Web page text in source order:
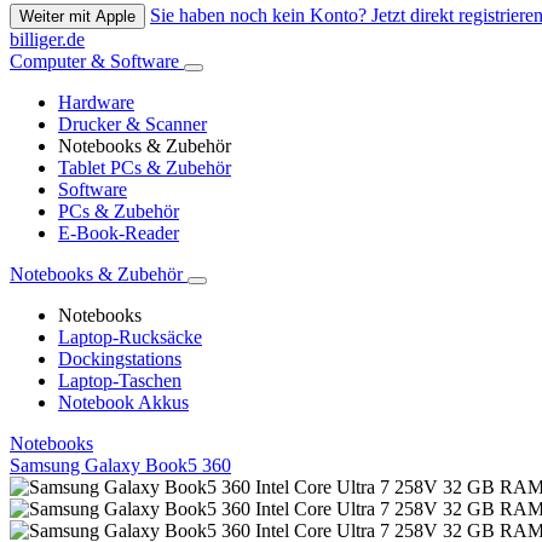
Weiter mit Apple
Sie haben noch kein Konto? Jetzt direkt
billiger.de
Computer & Software
Hardware
Drucker & Scanner
Notebooks & Zubehör
Tablet PCs & Zubehör
Software
PCs & Zubehör
E-Book-Reader
Notebooks & Zubehör
Notebooks
Laptop-Rucksäcke
Dockingstations
Laptop-Taschen
Notebook Akkus
Notebooks
Samsung Galaxy Book5 360